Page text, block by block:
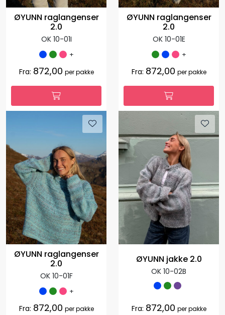
ØYUNN raglangenser
2.0
OK 10-01I
+
Fra: 872,00 per pakke
ØYUNN raglangenser
2.0
OK 10-01E
+
Fra: 872,00 per pakke
ØYUNN raglangenser
2.0
OK 10-01F
+
Fra: 872,00 per pakke
ØYUNN jakke 2.0
OK 10-02B
Fra: 872,00 per pakke